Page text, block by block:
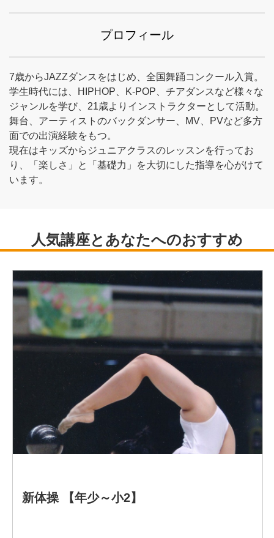
プロフィール
7歳からJAZZダンスをはじめ、全国舞踊コンクール入賞。
学生時代には、HIPHOP、K-POP、チアダンスなど様々な
ジャンルを学び、21歳よりインストラクターとして活動。
舞台、アーティストのバックダンサー、MV、PVなど多方
面での出演経験をもつ。
現在はキッズからジュニアクラスのレッスンを行ってお
り、「楽しさ」と「基礎力」を大切にした指導を心がけて
います。